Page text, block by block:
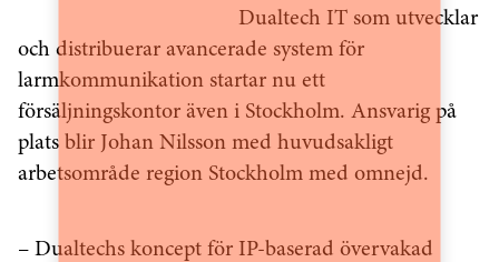
Dualtech IT som utvecklar
och distribuerar avancerade system för
larmkommunikation startar nu ett
försäljningskontor även i Stockholm. Ansvarig på
plats blir Johan Nilsson med huvudsakligt
arbetsområde region Stockholm med omnejd.
– Dualtechs koncept för IP-baserad övervakad